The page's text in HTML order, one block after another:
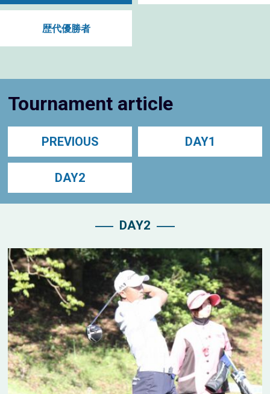
歴代優勝者
Tournament article
PREVIOUS DAY1
DAY2
DAY2